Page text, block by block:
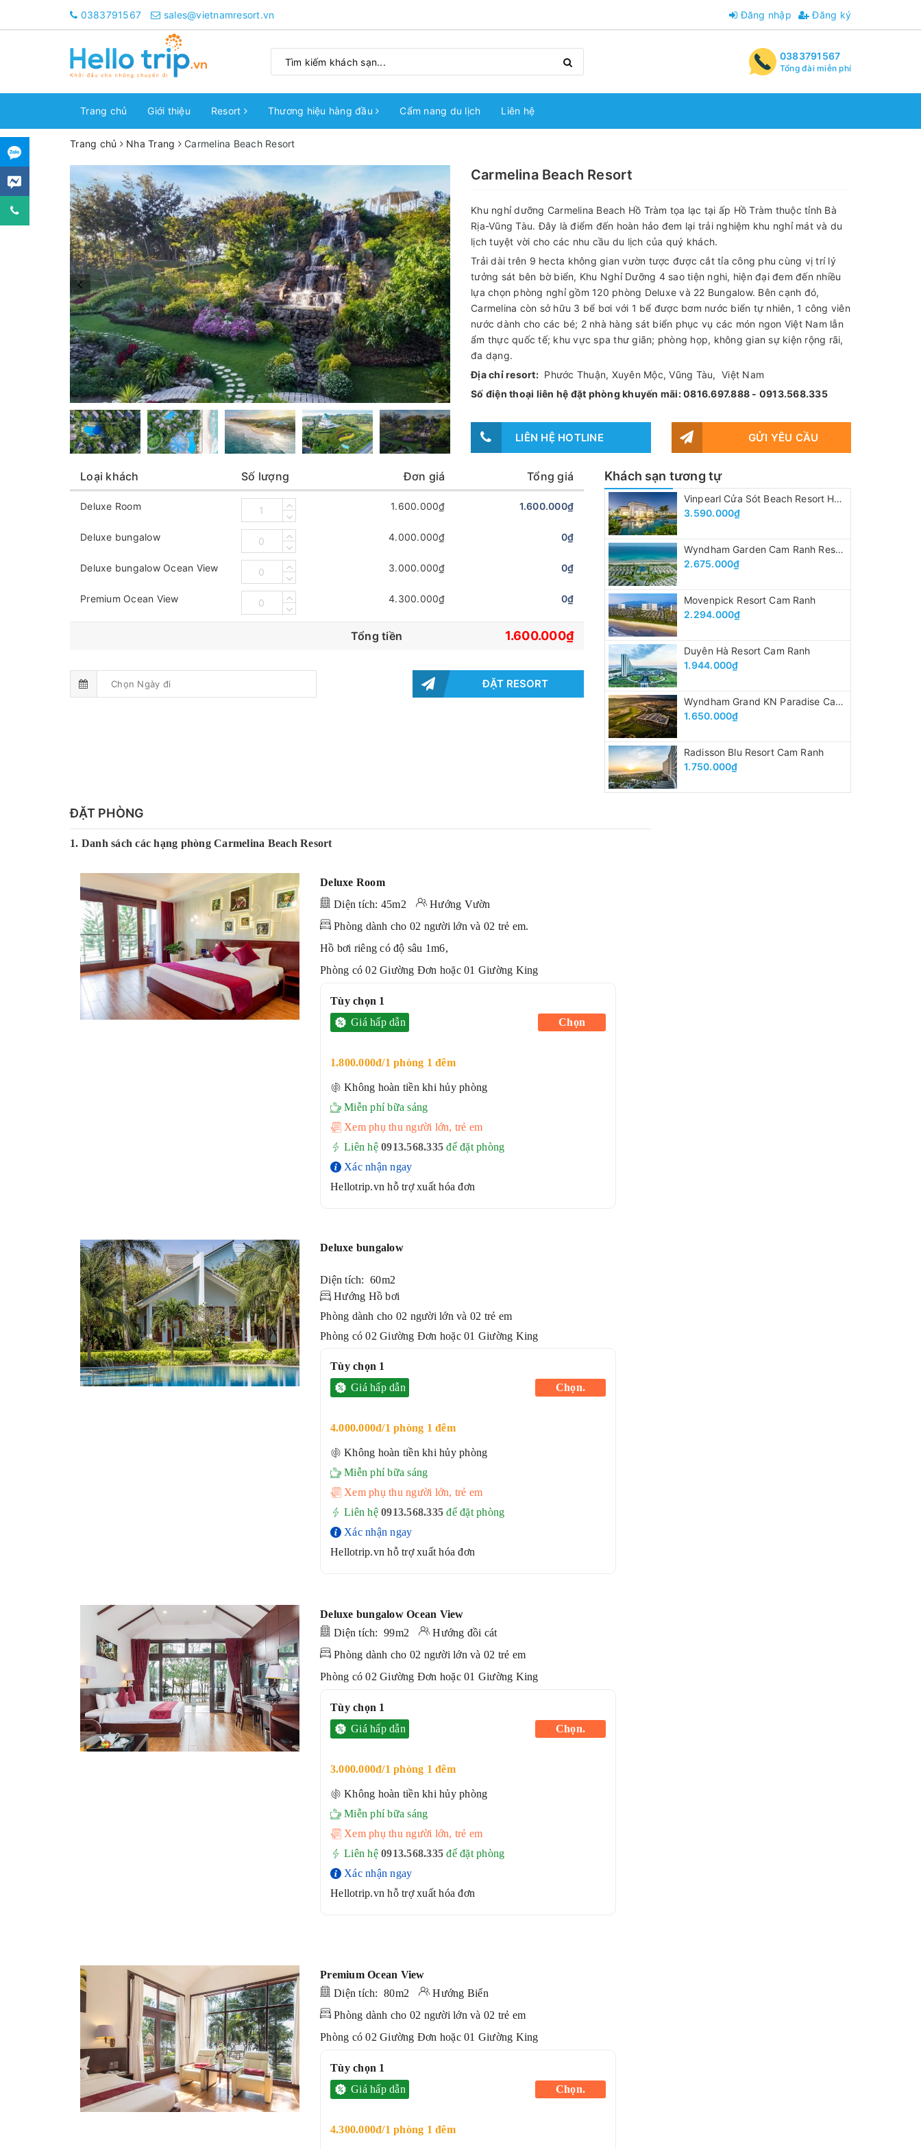
0383791567 sales@vietnamresort.vn Đăng nhập Đăng ký
0383791567
Tổng đài miễn phí
Trang chủ Giới thiệu Resort Thương hiệu hàng đầu Cẩm nang du lịch Liên hệ
Trang chủ Nha Trang Carmelina Beach Resort
Carmelina Beach Resort
Khu nghỉ dưỡng Carmelina Beach Hồ Tràm tọa lạc tại ấp Hồ Tràm thuộc tỉnh Bà
Rịa-Vũng Tàu. Đây là điểm đến hoàn hảo đem lại trải nghiệm khu nghỉ mát và du
lịch tuyệt vời cho các nhu cầu du lịch của quý khách.
Trải dài trên 9 hecta không gian vườn tược được cắt tỉa công phu cùng vị trí lý
tưởng sát bên bờ biển, Khu Nghỉ Dưỡng 4 sao tiện nghi, hiện đại đem đến nhiều
lựa chọn phòng nghỉ gồm 120 phòng Deluxe và 22 Bungalow. Bên cạnh đó,
Carmelina còn sở hữu 3 bể bơi với 1 bể được bơm nước biển tự nhiên, 1 công viên
nước dành cho các bé; 2 nhà hàng sát biển phục vụ các món ngon Việt Nam lẫn
ẩm thực quốc tế; khu vực spa thư giãn; phòng họp, không gian sự kiện rộng rãi,
đa dạng.
Địa chỉ resort:Phước Thuận, Xuyên Mộc, Vũng Tàu, Việt Nam
Số điện thoại liên hệ đặt phòng khuyến mãi: 0816.697.888 - 0913.568.335
LIÊN HỆ HOTLINE GỬI YÊU CẦU
Loại khách Số lượng Đơn giá Tổng giá
Deluxe Room 1.600.000₫ 1.600.000₫
Deluxe bungalow 4.000.000₫ 0₫
Deluxe bungalow Ocean View 3.000.000₫ 0₫
Premium Ocean View 4.300.000₫ 0₫
Tổng tiền 1.600.000₫
ĐẶT RESORT
Khách sạn tương tự
Vinpearl Cửa Sót Beach Resort Hà Tĩnh
3.590.000₫
Wyndham Garden Cam Ranh Resort
2.675.000₫
Movenpick Resort Cam Ranh
2.294.000₫
Duyên Hà Resort Cam Ranh
1.944.000₫
Wyndham Grand KN Paradise Cam Ranh
1.650.000₫
Radisson Blu Resort Cam Ranh
1.750.000₫
ĐẶT PHÒNG
1. Danh sách các hạng phòng Carmelina Beach Resort
Deluxe Room
Diện tích: 45m2
Hướng Vườn
Phòng dành cho 02 người lớn và 02 trẻ em.
Hồ bơi riêng có độ sâu 1m6,
Phòng có 02 Giường Đơn hoặc 01 Giường King
Tùy chọn 1
Giá hấp dẫn
1.800.000đ/1 phòng 1 đêm
Không hoàn tiền khi hủy phòng
Miễn phí bữa sáng
Xem phụ thu người lớn, trẻ em
Liên hệ 0913.568.335 để đặt phòng
Xác nhận ngay
Hellotrip.vn hỗ trợ xuất hóa đơn
Chọn
Deluxe bungalow
Diện tích: 60m2
Hướng Hồ bơi
Phòng dành cho 02 người lớn và 02 trẻ em
Phòng có 02 Giường Đơn hoặc 01 Giường King
Tùy chọn 1
Giá hấp dẫn
4.000.000đ/1 phòng 1 đêm
Không hoàn tiền khi hủy phòng
Miễn phí bữa sáng
Xem phụ thu người lớn, trẻ em
Liên hệ 0913.568.335 để đặt phòng
Xác nhận ngay
Hellotrip.vn hỗ trợ xuất hóa đơn
Chọn.
Deluxe bungalow Ocean View
Diện tích: 99m2
Hướng đồi cát
Phòng dành cho 02 người lớn và 02 trẻ em
Phòng có 02 Giường Đơn hoặc 01 Giường King
Tùy chọn 1
Giá hấp dẫn
3.000.000đ/1 phòng 1 đêm
Không hoàn tiền khi hủy phòng
Miễn phí bữa sáng
Xem phụ thu người lớn, trẻ em
Liên hệ 0913.568.335 để đặt phòng
Xác nhận ngay
Hellotrip.vn hỗ trợ xuất hóa đơn
Chọn.
Premium Ocean View
Diện tích: 80m2
Hướng Biển
Phòng dành cho 02 người lớn và 02 trẻ em
Phòng có 02 Giường Đơn hoặc 01 Giường King
Tùy chọn 1
Giá hấp dẫn
4.300.000đ/1 phòng 1 đêm
Chọn.